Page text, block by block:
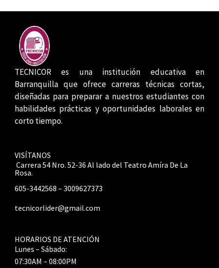
TECNICOR es una institución educativa en
Barranquilla que ofrece carreras técnicas cortas,
diseñadas para preparar a nuestros estudiantes con
habilidades prácticas y oportunidades laborales en
corto tiempo.
VISÍTANOS
Carrera 54 Nro. 52-36 Al lado del Teatro Amíra De La
Rosa.
605-3442568 – 3009627373
tecnicorlider@gmail.com
HORARIOS DE ATENCIÓN
Lunes – Sábado:
07:30AM – 08:00PM